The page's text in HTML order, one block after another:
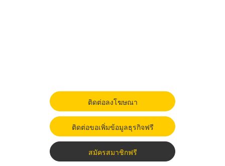
ติดต่อลงโฆษณา
ติดต่อขอเพิ่มข้อมูลธุรกิจฟรี
สมัครสมาชิกฟรี